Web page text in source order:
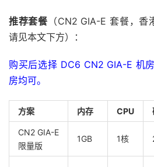
推荐套餐 （CN2 GIA-E 套餐，
请见本文下方）：
购买后选择 DC6 CN2 GIA-E 机
房均可。
方案 内存 CPU
CN2 GIA-E
限量版
1GB 1核